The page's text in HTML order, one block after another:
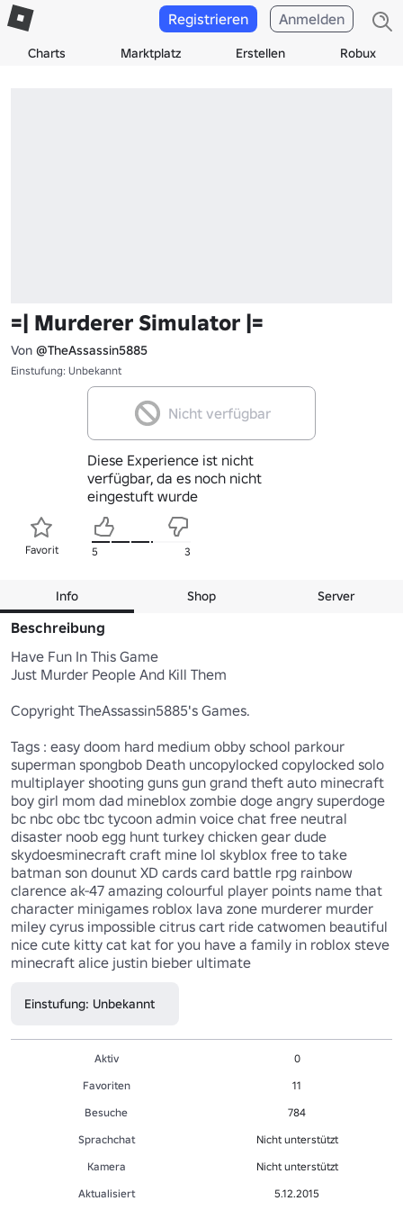
Charts Marktplatz Erstellen Robux
Registrieren Anmelden
=| Murderer Simulator |=
Von @TheAssassin5885
Einstufung: Unbekannt
Nicht verfügbar
Diese Experience ist nicht
verfügbar, da es noch nicht
eingestuft wurde
Favorit 5 3
Info Shop Server
Beschreibung
Have Fun In This Game
Just Murder People And Kill Them
Copyright TheAssassin5885's Games.
Tags : easy doom hard medium obby school parkour
superman spongbob Death uncopylocked copylocked solo
multiplayer shooting guns gun grand theft auto minecraft
boy girl mom dad mineblox zombie doge angry superdoge
bc nbc obc tbc tycoon admin voice chat free neutral
disaster noob egg hunt turkey chicken gear dude
skydoesminecraft craft mine lol skyblox free to take
batman son dounut XD cards card battle rpg rainbow
clarence ak-47 amazing colourful player points name that
character minigames roblox lava zone murderer murder
miley cyrus impossible citrus cart ride catwomen beautiful
nice cute kitty cat kat for you have a family in roblox steve
minecraft alice justin bieber ultimate
Einstufung: Unbekannt
Aktiv
0
Favoriten
11
Besuche
784
Sprachchat
Nicht unterstützt
Kamera
Nicht unterstützt
Aktualisiert
5.12.2015